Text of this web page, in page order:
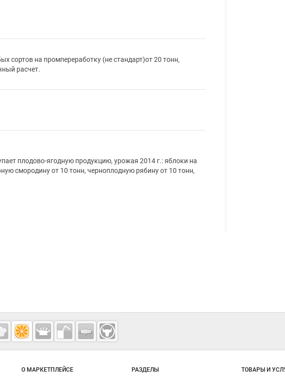
сортов на промпереработку (не стандарт)от 20 тонн,
расчет.
плодово-ягодную продукцию, урожая 2014 г.: яблоки на
смородину от 10 тонн, черноплодную рябину от 10 тонн,
Fruitinfo.ru
— рынок
фруктов
Навигация по сайту
О МАРКЕТПЛЕЙСЕ РАЗДЕЛЫ ТОВАРЫ И